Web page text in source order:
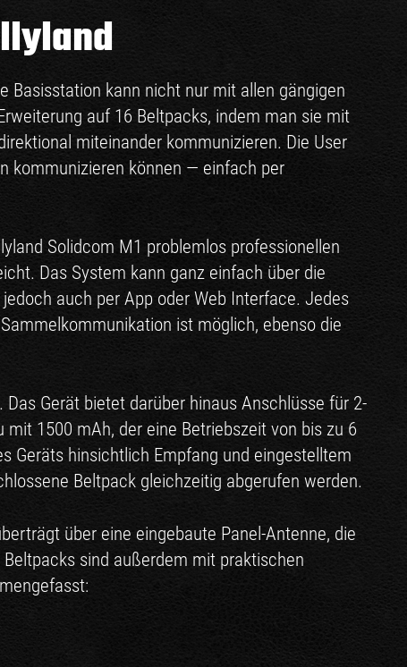
Basisstation kann nicht nur mit allen gängigen
auf 16 Beltpacks, indem man sie mit
miteinander kommunizieren. Die User
kommunizieren können — einfach per
Solidcom M1 problemlos professionellen
Das System kann ganz einfach über die
auch per App oder Web Interface. Jedes
ist möglich, ebenso die
Gerät bietet darüber hinaus Anschlüsse für 2-
1500 mAh, der eine Betriebszeit von bis zu 6
Geräts hinsichtlich Empfang und eingestelltem
Beltpack gleichzeitig abgerufen werden.
über eine eingebaute Panel-Antenne, die
sind außerdem mit praktischen